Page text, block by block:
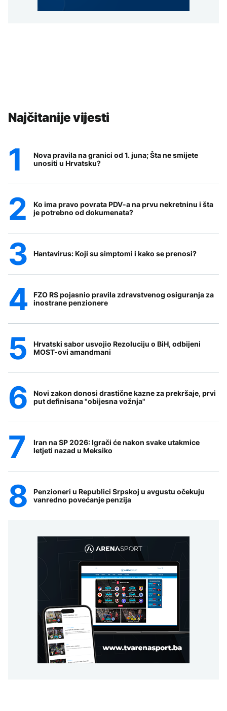
Najčitanije vijesti
Nova pravila na granici od 1. juna; Šta ne smijete
unositi u Hrvatsku?
Ko ima pravo povrata PDV-a na prvu nekretninu i šta
je potrebno od dokumenata?
Hantavirus: Koji su simptomi i kako se prenosi?
FZO RS pojasnio pravila zdravstvenog osiguranja za
inostrane penzionere
Hrvatski sabor usvojio Rezoluciju o BiH, odbijeni
MOST-ovi amandmani
Novi zakon donosi drastične kazne za prekršaje, prvi
put definisana "obijesna vožnja"
Iran na SP 2026: Igrači će nakon svake utakmice
letjeti nazad u Meksiko
Penzioneri u Republici Srpskoj u avgustu očekuju
vanredno povećanje penzija